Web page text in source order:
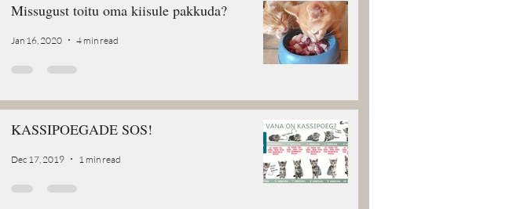
Missugust toitu oma kiisule pakkuda?
Jan 16, 2020 4 min read
KASSIPOEGADE SOS!
Dec 17, 2019 1 min read